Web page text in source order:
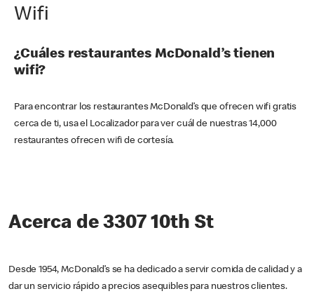
Wifi
¿Cuáles restaurantes McDonald’s tienen
wifi?
Para encontrar los restaurantes McDonald’s que ofrecen wifi gratis
cerca de ti, usa el Localizador para ver cuál de nuestras 14,000
restaurantes ofrecen wifi de cortesía.
Acerca de 3307 10th St
Desde 1954, McDonald’s se ha dedicado a servir comida de calidad y a
dar un servicio rápido a precios asequibles para nuestros clientes.